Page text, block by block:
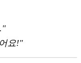
요!"